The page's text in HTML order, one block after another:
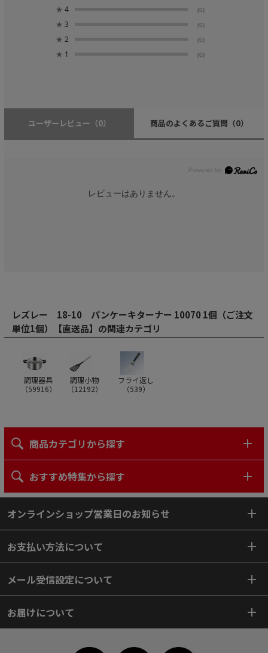
★ 4 (0)
★ 3 (0)
★ 2 (0)
★ 1 (0)
ユーザーレビュー （0） 商品のよくあるご質問 （0）
レビューはありません。
レズレー 18-10 パンケーキターナー 10070 1個（ご注文
単位1個）【直送品】の関連カテゴリ
調理器具
（59916）
調理小物
（12192）
フライ返し
（539）
商品カテゴリから探す
おすすめ特集から探す
オンラインショップ営業日のお知らせ
お支払い方法について
メール受信設定について
お届けについて